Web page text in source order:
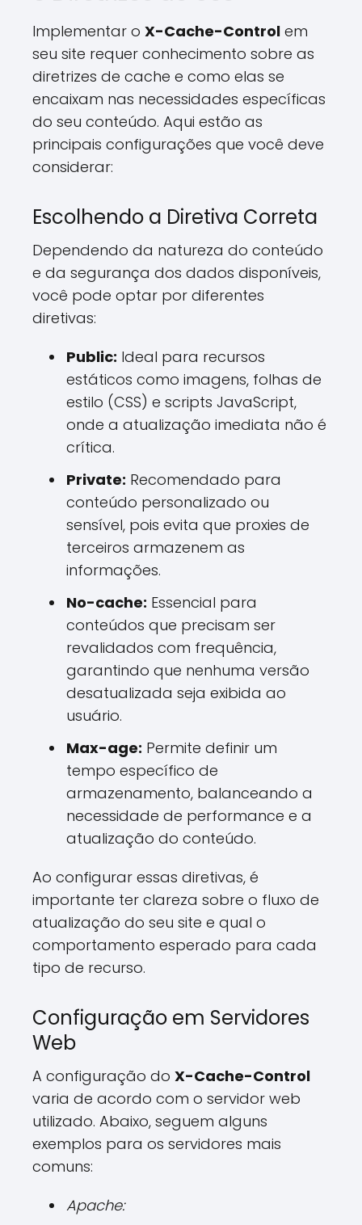
Implementar o X-Cache-Control em
seu site requer conhecimento sobre as
diretrizes de cache e como elas se
encaixam nas necessidades específicas
do seu conteúdo. Aqui estão as
principais configurações que você deve
considerar:
Escolhendo a Diretiva Correta
Dependendo da natureza do conteúdo
e da segurança dos dados disponíveis,
você pode optar por diferentes
diretivas:
Public: Ideal para recursos
estáticos como imagens, folhas de
estilo (CSS) e scripts JavaScript,
onde a atualização imediata não é
crítica.
Private: Recomendado para
conteúdo personalizado ou
sensível, pois evita que proxies de
terceiros armazenem as
informações.
No-cache: Essencial para
conteúdos que precisam ser
revalidados com frequência,
garantindo que nenhuma versão
desatualizada seja exibida ao
usuário.
Max-age: Permite definir um
tempo específico de
armazenamento, balanceando a
necessidade de performance e a
atualização do conteúdo.
Ao configurar essas diretivas, é
importante ter clareza sobre o fluxo de
atualização do seu site e qual o
comportamento esperado para cada
tipo de recurso.
Configuração em Servidores
Web
A configuração do X-Cache-Control
varia de acordo com o servidor web
utilizado. Abaixo, seguem alguns
exemplos para os servidores mais
comuns:
Apache: